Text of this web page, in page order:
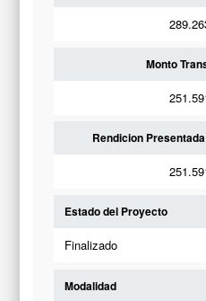
Monto
Rendicion
Estado del Proyecto
Finalizado
Modalidad